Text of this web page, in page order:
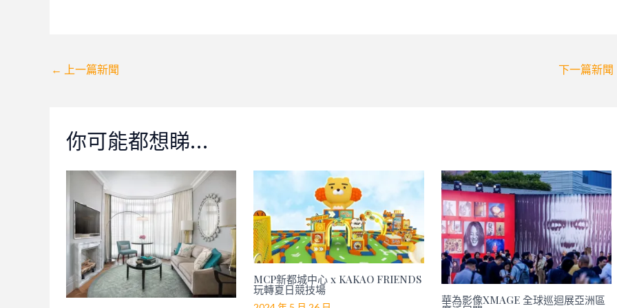
Post
← 上一篇新聞 下一篇新聞
你可能都想睇…
MCP新都城中心 x KAKAO FRIENDS
玩轉夏日競技場
華為影像XMAGE 全球巡迴展亞洲區